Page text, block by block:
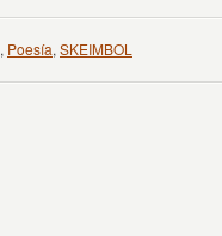
, Poesía, SKEIMBOL